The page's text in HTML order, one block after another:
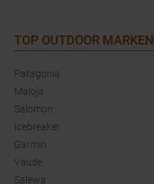
TOP OUTDOOR MARKEN
Patagonia
Maloja
Salomon
Icebreaker
Garmin
Vaude
Salewa